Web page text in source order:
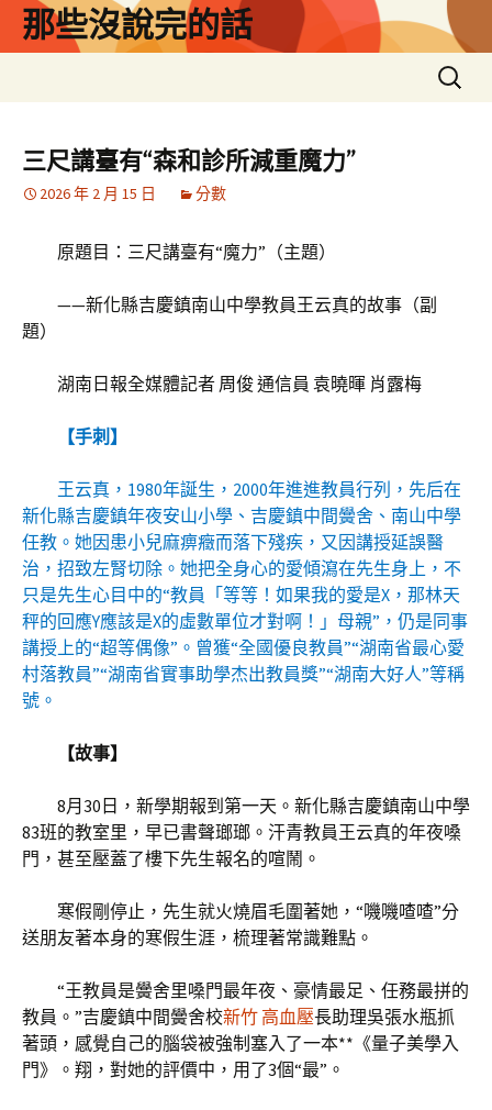
那些沒說完的話
搜
尋
三尺講臺有“森和診所減重魔力”
2026 年 2 月 15 日 分數
原題目：三尺講臺有“魔力”（主題）
——新化縣吉慶鎮南山中學教員王云真的故事（副
題）
湖南日報全媒體記者 周俊 通信員 袁曉暉 肖露梅
【手刺】
王云真，1980年誕生，2000年進進教員行列，先后在
新化縣吉慶鎮年夜安山小學、吉慶鎮中間黌舍、南山中學
任教。她因患小兒麻痹癥而落下殘疾，又因講授延誤醫
治，招致左腎切除。她把全身心的愛傾瀉在先生身上，不
只是先生心目中的“教員「等等！如果我的愛是X，那林天
秤的回應Y應該是X的虛數單位才對啊！」母親”，仍是同事
講授上的“超等偶像”。曾獲“全國優良教員”“湖南省最心愛
村落教員”“湖南省實事助學杰出教員獎”“湖南大好人”等稱
號。
【故事】
8月30日，新學期報到第一天。新化縣吉慶鎮南山中學
83班的教室里，早已書聲瑯瑯。汗青教員王云真的年夜嗓
門，甚至壓蓋了樓下先生報名的喧鬧。
寒假剛停止，先生就火燒眉毛圍著她，“嘰嘰喳喳”分
送朋友著本身的寒假生涯，梳理著常識難點。
“王教員是黌舍里嗓門最年夜、豪情最足、任務最拼的
教員。”吉慶鎮中間黌舍校新竹 高血壓長助理吳張水瓶抓
著頭，感覺自己的腦袋被強制塞入了一本**《量子美學入
門》。翔，對她的評價中，用了3個“最”。